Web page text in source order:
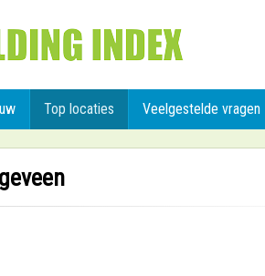
Top locaties Veelgestelde vragen